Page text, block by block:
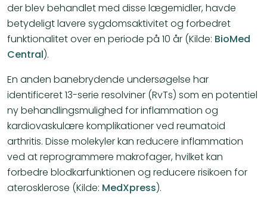
der blev behandlet med disse lægemidler, havde
betydeligt lavere sygdomsaktivitet og forbedret
funktionalitet over en periode på 10 år​ (Kilde: BioMed
Central)​.
En anden banebrydende undersøgelse har
identificeret 13-serie resolviner (RvTs) som en potentiel
ny behandlingsmulighed for inflammation og
kardiovaskulære komplikationer ved reumatoid
arthritis. Disse molekyler kan reducere inflammation
ved at reprogrammere makrofager, hvilket kan
forbedre blodkarfunktionen og reducere risikoen for
aterosklerose​ (Kilde: MedXpress)​.